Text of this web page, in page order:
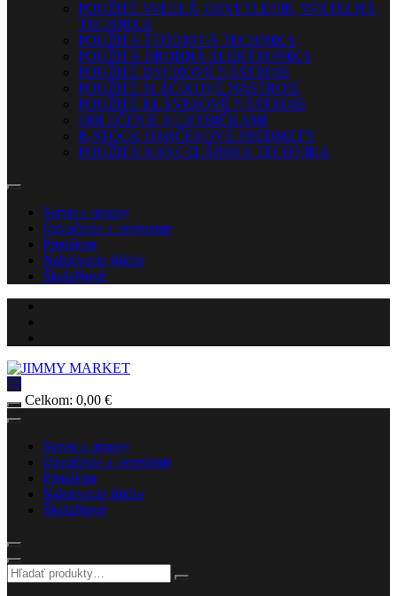
POUŽITÉ SVETLÁ, OSVETLENIE, SVETELNÁ
TECHNIKA
POUŽITÁ ŠTÚDIOVÁ TECHNIKA
POUŽITÁ DROBNÁ ELEKTRONIKA
POUŽITÉ DYCHOVÉ NÁSTROJE
POUŽITÉ SLÁČIKOVÉ NÁSTROJE
POUŽITÉ KLÁVESOVÉ NÁSTROJE
OBLEČENIE S CHYBIČKAMI
B-STOCK DARČEKOVÉ PREDMETY
POUŽITÁ KANCELÁRSKA TECHNIKA
Servis a opravy
Ozvučenie a osvetlenie
Prenájom
Nahrávacie štúdio
ŠkolaNové
Celkom: 0,00 €
Servis a opravy
Ozvučenie a osvetlenie
Prenájom
Nahrávacie štúdio
ŠkolaNové